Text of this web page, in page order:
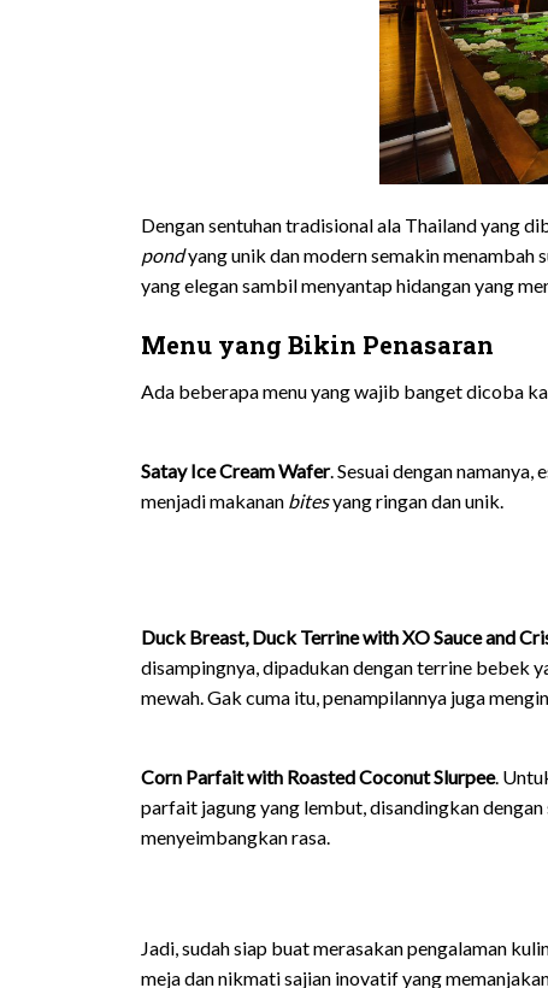
Dengan sentuhan tradisional ala Thailand yang
pondyang unik dan modern semakin menambah
yang elegan sambil menyantap hidangan yang
Menu yang Bikin Penasaran
Ada beberapa menu yang wajib banget dicoba
Satay Ice Cream Wafer. Sesuai dengan
menjadi makanan bitesyang ringan dan unik.
Duck Breast, Duck Terrine with XO Sauce and
disampingnya, dipadukan dengan terrine bebek
mewah. Gak cuma itu, penampilannya juga
Corn Parfait with Roasted Coconut Slurpee.
parfait jagung yang lembut, disandingkan
menyeimbangkan rasa.
Jadi, sudah siap buat merasakan pengalaman
meja dan nikmati sajian inovatif yang